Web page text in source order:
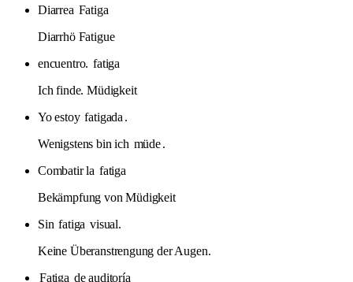
Diarrea Fatiga
Diarrhö Fatigue
encuentro. fatiga
Ich finde. Müdigkeit
Yo estoy fatigada .
Wenigstens bin ich müde.
Combatir la fatiga
Bekämpfung von Müdigkeit
Sin fatiga visual.
Keine Überanstrengung der Augen.
Fatiga de auditoría